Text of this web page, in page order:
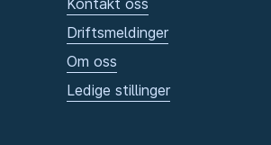
Kontakt oss
Driftsmeldinger
Om oss
Ledige stillinger